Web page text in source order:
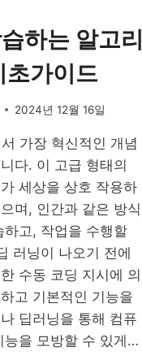
하는 알고리
초가이드
2024년 12월 16일
가장 혁신적인 개념
다. 이 고급 형태의
세상을 상호 작용하
며, 인간과 같은 방식
하고, 작업을 수행할
러닝이 나오기 전에
수동 코딩 지시에 의
고 기본적인 기능을
딥러닝을 통해 컴퓨
능을 모방할 수 있게…